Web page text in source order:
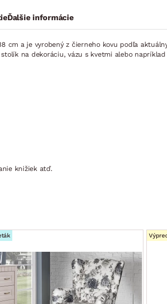
Ďalšie informácie
cm a je vyrobený z čierneho kovu podľa
na dekoráciu, vázu s kvetmi alebo
knižiek atď.